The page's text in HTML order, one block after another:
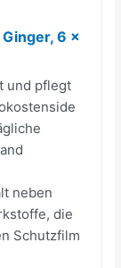
6 x
und pflegt
neben
die
Schutzfilm